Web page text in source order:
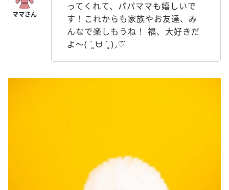
ってくれて、パパママも嬉しいで
す！これからも家族やお友達、み
んなで楽しもうね！ 福、大好きだ
よ〜( ´͈ ᗨ `͈ )◞♡⃛